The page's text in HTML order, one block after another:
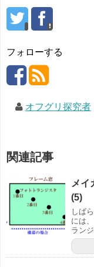
フォローする
オフグリ探究者
関連記事
メイ
(5)
しば
には
ラン